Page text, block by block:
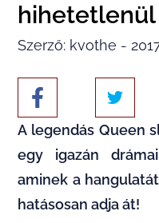
Szerző: kvothe -
A legendás Queen
egy igazán
aminek a
hatásosan adja át!